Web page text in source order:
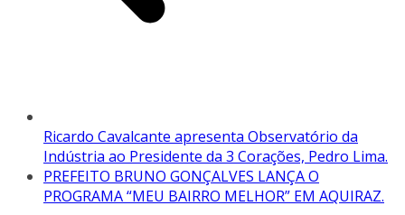
Ricardo Cavalcante apresenta Observatório da
Indústria ao Presidente da 3 Corações, Pedro Lima.
PREFEITO BRUNO GONÇALVES LANÇA O
PROGRAMA “MEU BAIRRO MELHOR” EM AQUIRAZ.